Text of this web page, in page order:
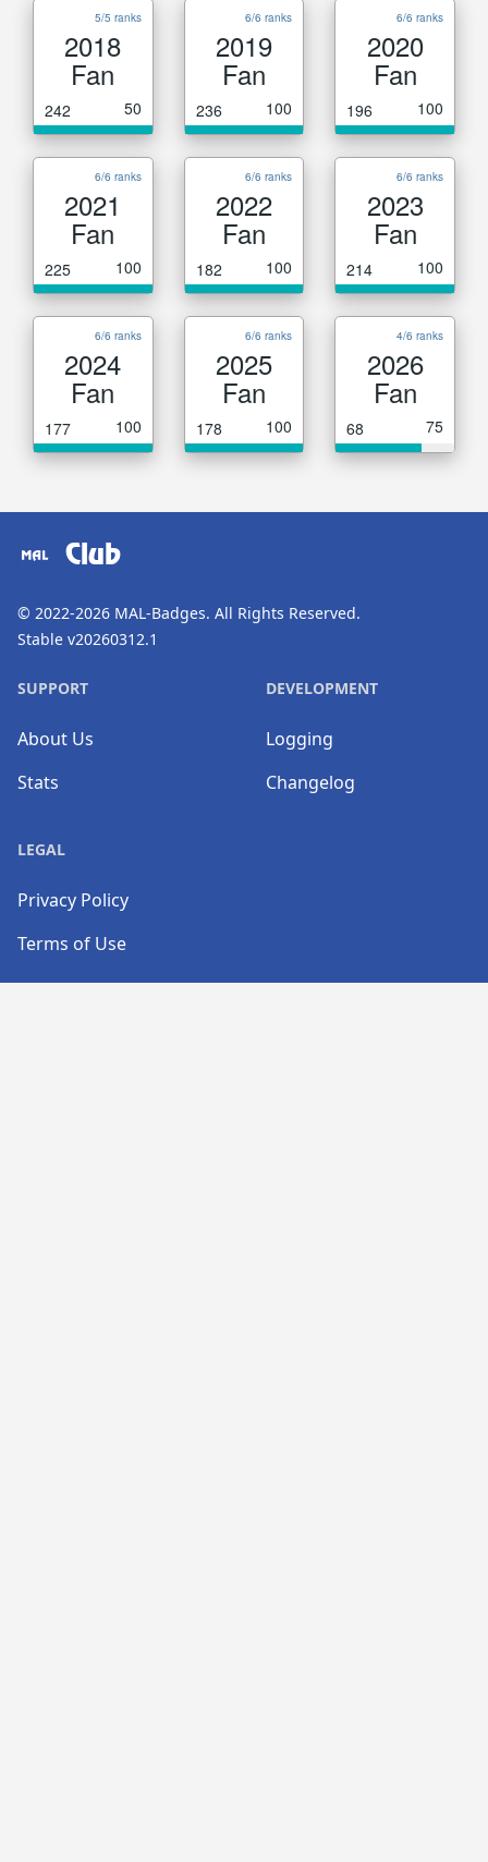
5/5 ranks
2018
Fan
242 50
6/6 ranks
2019
Fan
236 100
6/6 ranks
2020
Fan
196 100
6/6 ranks
2021
Fan
225 100
6/6 ranks
2022
Fan
182 100
6/6 ranks
2023
Fan
214 100
6/6 ranks
2024
Fan
177 100
6/6 ranks
2025
Fan
178 100
4/6 ranks
2026
Fan
68 75
Club
© 2022-2026 MAL-Badges. All Rights Reserved.
Stable v20260312.1
SUPPORT
About Us
Stats
DEVELOPMENT
Logging
Changelog
LEGAL
Privacy Policy
Terms of Use